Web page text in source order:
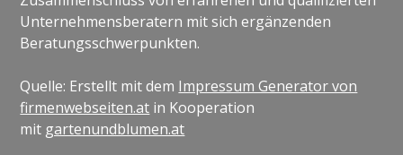
Unternehmensberatern mit sich ergänzenden
Beratungsschwerpunkten.
Quelle: Erstellt mit dem Impressum Generator von
firmenwebseiten.at in Kooperation
mit gartenundblumen.at